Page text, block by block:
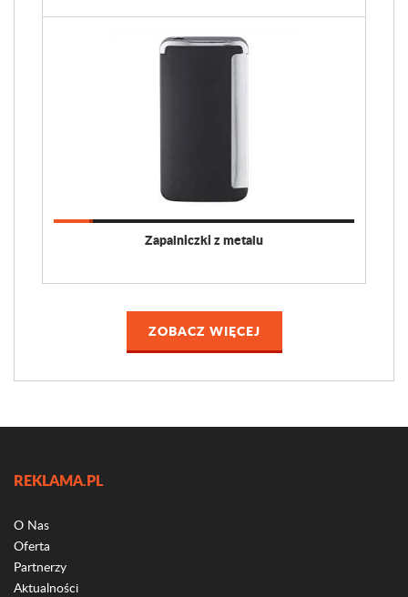
Zapalniczki z metalu
ZOBACZ WIĘCEJ
REKLAMA.PL
O Nas
Oferta
Partnerzy
Aktualności